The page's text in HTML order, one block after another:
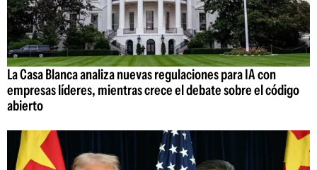
La Casa Blanca analiza nuevas regulaciones para IA con
empresas líderes, mientras crece el debate sobre el código
abierto